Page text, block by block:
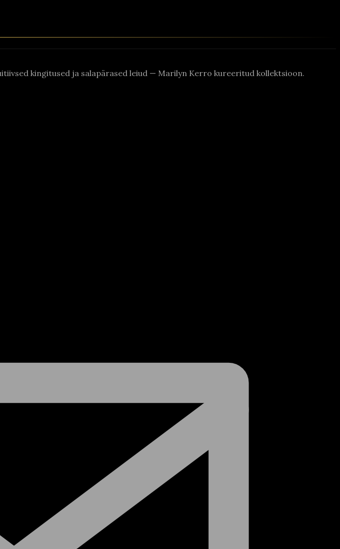
kingitused ja salapärased leiud — Marilyn Kerro kureeritud kollektsioon.